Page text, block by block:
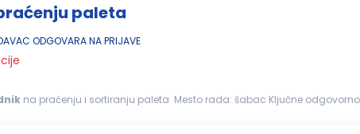
paleta
ODGOVARA NA PRIJAVE
na praćenju i sortiranju paleta Mesto rada: šabac Ključne odgovornosti: prijem, pregled i sortiranje drvenih paleta prema vrsti,